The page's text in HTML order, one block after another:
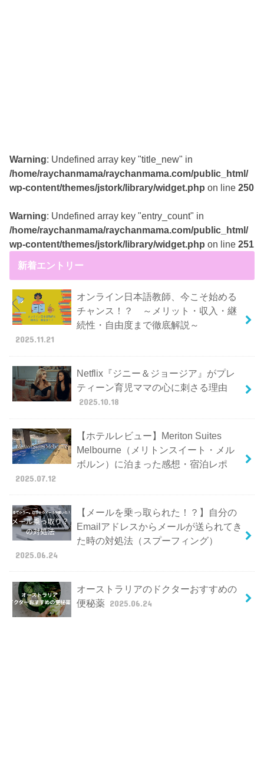
Warning: Undefined array key "title_new" in
/home/raychanmama/raychanmama.com/public_html/
wp-content/themes/jstork/library/widget.php on line250
Warning: Undefined array key "entry_count" in
/home/raychanmama/raychanmama.com/public_html/
wp-content/themes/jstork/library/widget.php on line251
新着エントリー
オンライン日本語教師、今こそ始める
チャンス！？ ～メリット・収入・継
続性・自由度まで徹底解説～
2025.11.21
Netflix『ジニー＆ジョージア』がプレ
ティーン育児ママの心に刺さる理由
2025.10.18
【ホテルレビュー】Meriton Suites
Melbourne（メリトンスイート・メル
ボルン）に泊まった感想・宿泊レポ
2025.07.12
【メールを乗っ取られた！？】自分の
Emailアドレスからメールが送られてき
た時の対処法（スプーフィング）
2025.06.24
オーストラリアのドクターおすすめの
便秘薬 2025.06.24